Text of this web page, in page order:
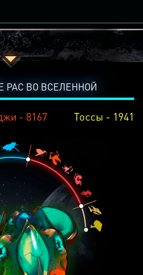
РАС ВО ВСЕЛЕННОЙ
- 8167 Тоссы - 1941